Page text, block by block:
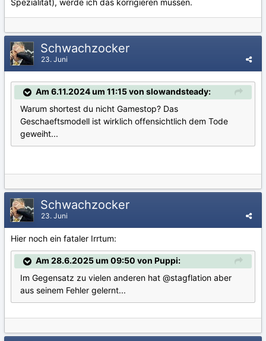
Spezialität), werde ich das korrigieren müssen.
Schwachzocker
23. Juni
Am 6.11.2024 um 11:15 von slowandsteady:
Warum shortest du nicht Gamestop? Das
Geschaeftsmodell ist wirklich offensichtlich dem Tode
geweiht...
Schwachzocker
23. Juni
Hier noch ein fataler Irrtum:
Am 28.6.2025 um 09:50 von Puppi:
Im Gegensatz zu vielen anderen hat @stagflation aber
aus seinem Fehler gelernt...